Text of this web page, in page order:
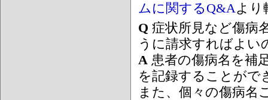
ムに関するQ&Aより
Q 症状所見など傷病
うに請求すればよい
A 患者の傷病名を補
を記録することがで
また、個々の傷病名